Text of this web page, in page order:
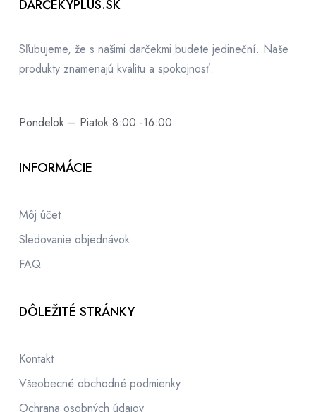
DARČEKYPLUS.SK
Sľubujeme, že s našimi darčekmi budete jedineční. Naše
produkty znamenajú kvalitu a spokojnosť.
Pondelok – Piatok 8:00 -16:00.
INFORMÁCIE
Môj účet
Sledovanie objednávok
FAQ
DÔLEŽITÉ STRÁNKY
Kontakt
Všeobecné obchodné podmienky
Ochrana osobných údajov